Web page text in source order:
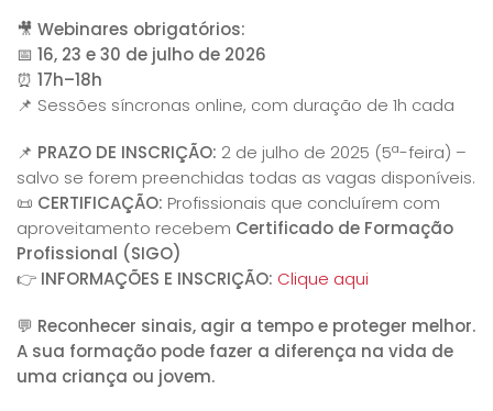
🎥 Webinares obrigatórios:
📅 16, 23 e 30 de julho de 2026
⏰ 17h–18h
📌 Sessões síncronas online, com duração de 1h cada
📌 PRAZO DE INSCRIÇÃO: 2 de julho de 2025 (5ª-feira) –
salvo se forem preenchidas todas as vagas disponíveis.
📜 CERTIFICAÇÃO: Profissionais que concluírem com
aproveitamento recebem Certificado de Formação
Profissional (SIGO)
👉 INFORMAÇÕES E INSCRIÇÃO: Clique aqui
💬 Reconhecer sinais, agir a tempo e proteger melhor.
A sua formação pode fazer a diferença na vida de
uma criança ou jovem.